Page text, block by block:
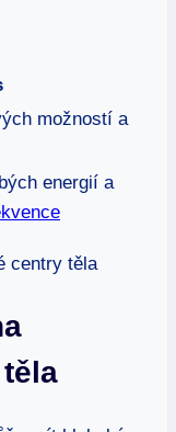
možností a
energií a